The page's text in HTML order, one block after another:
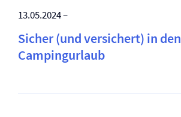
13.05.2024 –
Sicher (und versichert) in den
Campingurlaub